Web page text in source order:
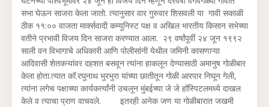
सभा घेऊन साजरा केला जातो. त्यानुसार वार गुरुवार शिसवली या गावी सकाळी
ठीक ११:०० वाजता मार्क्सवादी कम्युनिस्ट पक्ष व अखिल भारतीय किसान सभेच्या
वतीने प्रभावी विजय दिन साजरा करण्यात आला. २९ वर्षांपूर्वी २४ जून १९९२
साली वन विभागाचे अधिकारी आणि पोलीसांनी येथील जमिनी कासणाऱ्या
आदिवासी शेतकऱ्यांवर दहशत बसवून त्यांना हाकलून देण्यासाठी अमानुष गोळीबार
केला होता.त्यात कॉ.रघुनाथ भुरभुरा यांच्या छातीतून गोळी आरपार निघून गेली,
त्यांना लगेच पक्षाच्या कार्यकर्त्यांनी उचलून मुंबईच्या जे जे हॉस्पिटलमध्ये दाखल
केले व त्याचा प्राण वाचवले. इतरही अनेक जण या गोळीबारात जखमी